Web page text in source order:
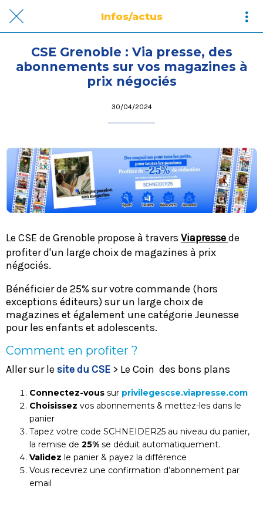
Infos/actus
CSE Grenoble : Via presse, des
abonnements sur vos magazines à
prix négociés
30/04/2024
Le CSE de Grenoble propose à travers Viapressede
profiter d'un large choix de magazines à prix
négociés.
Bénéficier de 25% sur votre commande (hors
exceptions éditeurs) sur un large choix de
magazines et également une catégorie Jeunesse
pour les enfants et adolescents.
Comment en profiter ?
Aller sur le site du CSE > Le Coin des bons plans
Connectez-vous sur privilegescse.viapresse.com
Choisissez vos abonnements & mettez-les dans le
panier
Tapez votre code SCHNEIDER25 au niveau du panier,
la remise de 25% se déduit automatiquement.
Validez le panier & payez la différence
Vous recevrez une confirmation d’abonnement par
email